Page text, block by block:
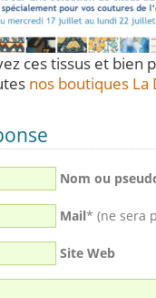
ces tissus et bien
nos boutiques La
Nom ou
Mail* (ne sera
Site Web